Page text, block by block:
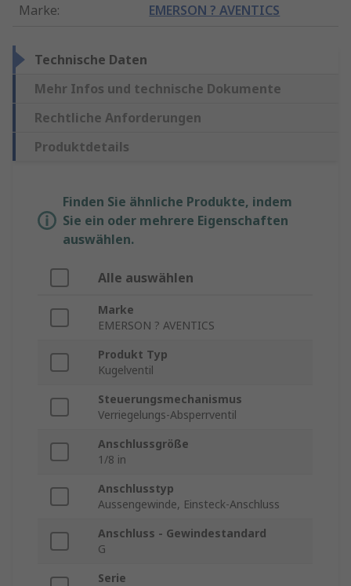
Marke: EMERSON ? AVENTICS
Technische Daten
Mehr Infos und technische Dokumente
Rechtliche Anforderungen
Produktdetails
Finden Sie ähnliche Produkte, indem
Sie ein oder mehrere Eigenschaften
auswählen.
Alle auswählen
Marke
EMERSON ? AVENTICS
Produkt Typ
Kugelventil
Steuerungsmechanismus
Verriegelungs-Absperrventil
Anschlussgröße
1/8 in
Anschlusstyp
Aussengewinde, Einsteck-Anschluss
Anschluss - Gewindestandard
G
Serie